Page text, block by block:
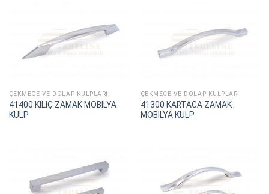
ÇEKMECE VE DOLAP KULPLARI
41400 KILIÇ ZAMAK MOBİLYA
KULP
ÇEKMECE VE DOLAP KULPLARI
41300 KARTACA ZAMAK
MOBİLYA KULP